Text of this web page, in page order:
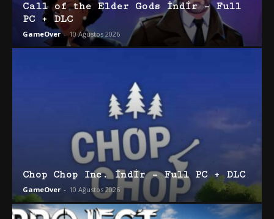
Call of the Elder Gods İndir – Full
PC + DLC
GameOver - 10 Ağustos 2026
Chop Chop Inc. İndir – Full PC + DLC
GameOver - 10 Ağustos 2026